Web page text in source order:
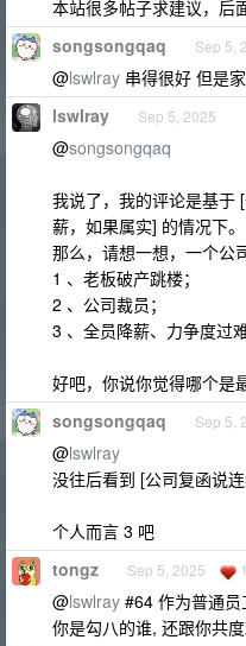
本站很多帖子求建议，后
songsongqaq Sep 5,
@lswlray 串得很好 但是
lswlray Sep 5, 2025
@songsongqaq
我说了，我的评论是基于
薪，如果属实] 的情况下。
那么，请想一想，一个公
1 、老板破产跳楼；
2 、公司裁员；
3 、全员降薪、力争度过难
好吧，你说你觉得哪个是
songsongqaq Sep 5,
@lswlray
没往后看到 [公司复函说
个人而言 3 吧
tongz Sep 5, 2025 1
@lswlray #64 作为普通
你是勾八的谁, 还跟你共